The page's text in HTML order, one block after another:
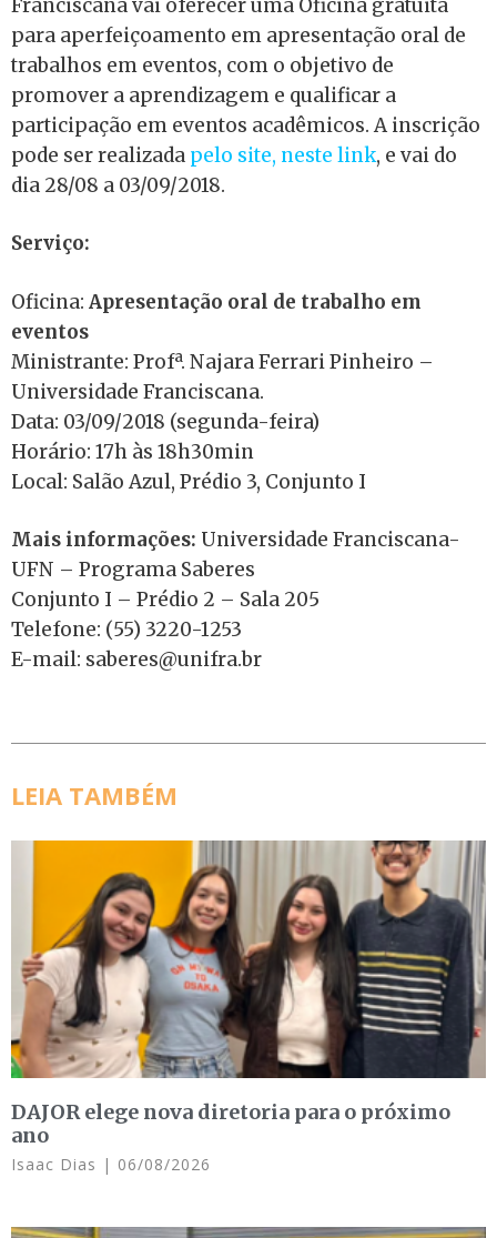
Franciscana vai oferecer uma Oficina gratuita
para aperfeiçoamento em apresentação oral de
trabalhos em eventos, com o objetivo de
promover a aprendizagem e qualificar a
participação em eventos acadêmicos. A inscrição
pode ser realizada pelo site, neste link, e vai do
dia 28/08 a 03/09/2018.
Serviço:
Oficina: Apresentação oral de trabalho em
eventos
Ministrante: Profª. Najara Ferrari Pinheiro –
Universidade Franciscana.
Data: 03/09/2018 (segunda-feira)
Horário: 17h às 18h30min
Local: Salão Azul, Prédio 3, Conjunto I
Mais informações: Universidade Franciscana-
UFN – Programa Saberes
Conjunto I – Prédio 2 – Sala 205
Telefone: (55) 3220-1253
E-mail: saberes@unifra.br
LEIA TAMBÉM
DAJOR elege nova diretoria para o próximo
ano
Isaac Dias 06/08/2026